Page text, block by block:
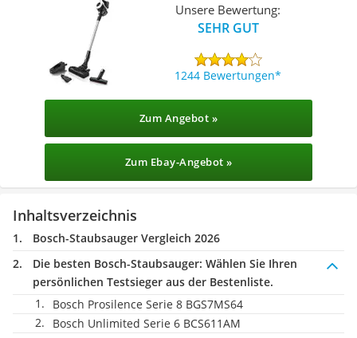
Unsere Bewertung:
SEHR GUT
1244 Bewertungen
Zum Angebot »
Zum Ebay-Angebot »
Inhaltsverzeichnis
Bosch-Staubsauger Vergleich 2026
Die besten Bosch-Staubsauger: Wählen Sie Ihren
persönlichen Testsieger aus der Bestenliste.
Bosch Prosilence Serie 8 BGS7MS64
Bosch Unlimited Serie 6 BCS611AM